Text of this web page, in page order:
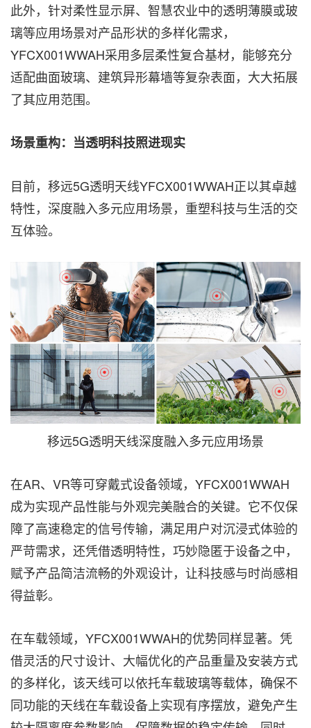
此外，针对柔性显示屏、智慧农业中的透明薄膜或玻
璃等应用场景对产品形状的多样化需求，
YFCX001WWAH采用多层柔性复合基材，能够充分
适配曲面玻璃、建筑异形幕墙等复杂表面，大大拓展
了其应用范围。
场景重构：当透明科技照进现实
目前，移远5G透明天线YFCX001WWAH正以其卓越
特性，深度融入多元应用场景，重塑科技与生活的交
互体验。
移远5G透明天线深度融入多元应用场景
在AR、VR等可穿戴式设备领域，YFCX001WWAH
成为实现产品性能与外观完美融合的关键。它不仅保
障了高速稳定的信号传输，满足用户对沉浸式体验的
严苛需求，还凭借透明特性，巧妙隐匿于设备之中，
赋予产品简洁流畅的外观设计，让科技感与时尚感相
得益彰。
在车载领域，YFCX001WWAH的优势同样显著。凭
借灵活的尺寸设计、大幅优化的产品重量及安装方式
的多样化，该天线可以依托车载玻璃等载体，确保不
同功能的天线在车载设备上实现有序摆放，避免产生